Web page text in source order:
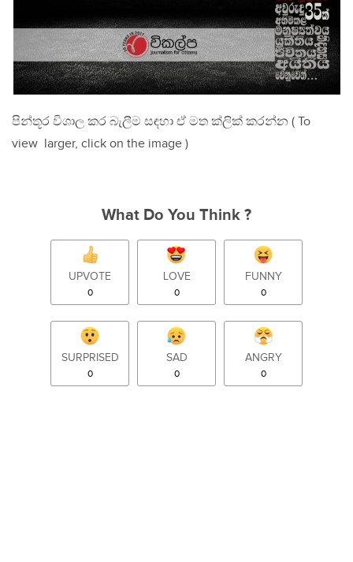
පින්තූර විශාල කර බැලීම සඳහා ඒ මත ක්ලික් කරන්න ( To
view larger, click on the image )
What Do You Think ?
UPVOTE
0
LOVE
0
FUNNY
0
SURPRISED
0
SAD
0
ANGRY
0